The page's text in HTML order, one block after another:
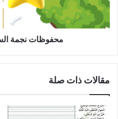
محفوظات نجمة
مقالات ذات صلة